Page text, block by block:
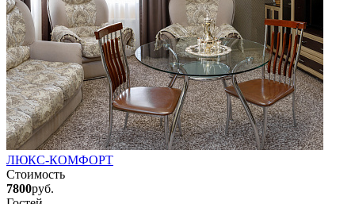
ЛЮКС-КОМФОРТ
Стоимость
7800руб.